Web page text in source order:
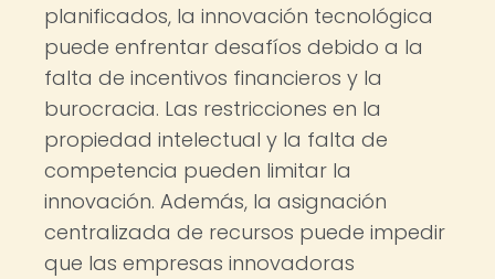
planificados, la innovación tecnológica
puede enfrentar desafíos debido a la
falta de incentivos financieros y la
burocracia. Las restricciones en la
propiedad intelectual y la falta de
competencia pueden limitar la
innovación. Además, la asignación
centralizada de recursos puede impedir
que las empresas innovadoras